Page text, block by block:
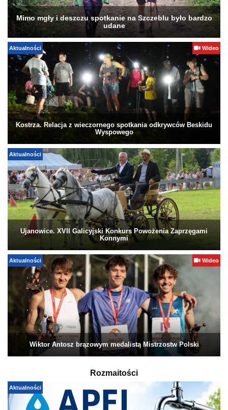
Mimo mgły i deszczu spotkanie na Szczeblu było bardzo
udane
Aktualności Wideo
Kostrza. Relacja z wieczornego spotkania odkrywców Beskidu
Wyspowego
Aktualności
Ujanowice. XVII Galicyjski Konkurs Powożenia Zaprzęgami
Konnymi
Aktualności Wideo
Wiktor Antosz brązowym medalistą Mistrzostw Polski
Rozmaitości
Aktualności